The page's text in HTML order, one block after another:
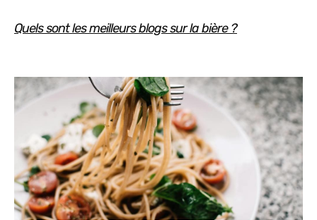
Quels sont les meilleurs blogs sur la bière ?